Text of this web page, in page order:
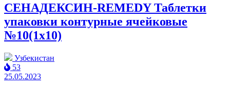
СЕНАДЕКСИН-REMEDY Таблетки
упаковки контурные ячейковые
№10(1x10)
Узбекистан
53
25.05.2023